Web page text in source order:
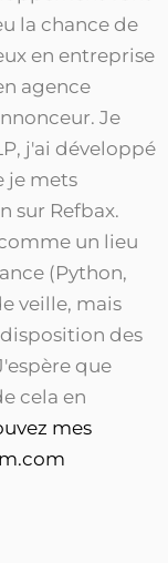
la chance de
en entreprise
agence
Je
j'ai développé
je mets
sur Refbax.
un lieu
(Python,
veille, mais
des
que
cela en
mes